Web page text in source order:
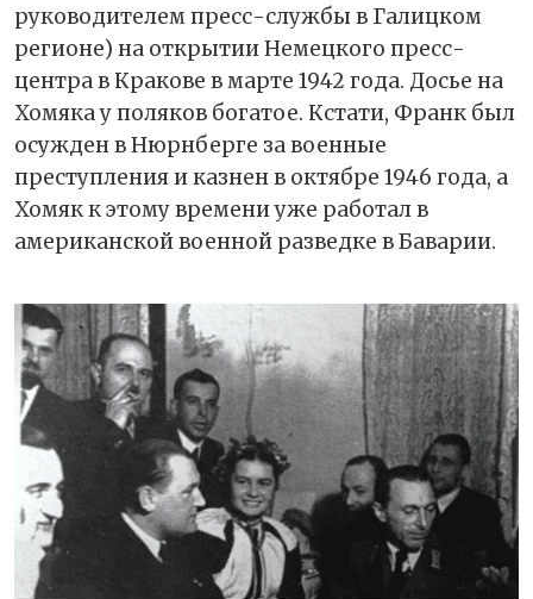
руководителем пресс-службы в Галицком
регионе) на открытии Немецкого пресс-
центра в Кракове в марте 1942 года. Досье на
Хомяка у поляков богатое. Кстати, Франк был
осужден в Нюрнберге за военные
преступления и казнен в октябре 1946 года, а
Хомяк к этому времени уже работал в
американской военной разведке в Баварии.